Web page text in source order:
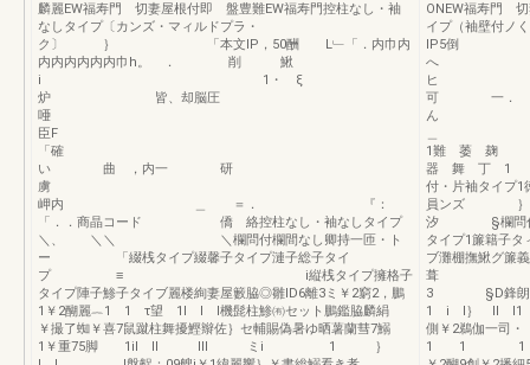
麟麗EW福寿門 切妻屋根付即 盤豊難EW福寿門控柱なし・袖
なしタイプ〔カンズ・マィルドプラ・
ク〕 ｝ 「本文IP，50酬 L﹂「．内巾内
内内内内内内巾h。 ． 削 鰍
i 1・ ξ
炉 皆、却脳圧
唖
臣F
「確
い 曲 ，内一 研
虜
岬内 ＿ ＝． 『：
「．．商晶コード 僑 絡控柱なし・袖なしタイプ
＼、 ＼＼ ＼欄問付欄間なし卿持一匝・ト
ー 「綴桟タイプ綴馨子タイプ漣子総子タイ
プ ≡ i縦桟タイプ擁格子
タイプ陣子鯵子タイブ麗楼絢妻屋籔脇◎雛lD6離3ミ￥2窮2，鵬
1￥2醐麗︷1 1 τ望 1l l l機髭柱鯵㈲セット鵬鑑脇麟絹
￥撮了蜘￥喜7鼠蹴柱舞擾鰹辮佐｝セ輔賜偽暑ゆ晒薯蘭彗7鰯
1￥重75脚 1il ll lll ミi 1 ｝
ONEW福寿門 切
イプ（袖壁付ノ
lP5倒 ・．
へ
可 一
1難 萎 麹
器 舞 丁 1
付・片袖タイプ1
員ンズ ｝マ
汐 §欄問付
タイプ1簾籍子
ブ灘棚撫鰍グ
葺 馬屋
3 §D鋒朗3
1 i l｝ ll l1 1
側￥2鵜
1 1 1 §薯睡